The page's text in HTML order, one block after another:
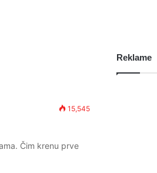
15,545
Čim krenu prve
Reklame